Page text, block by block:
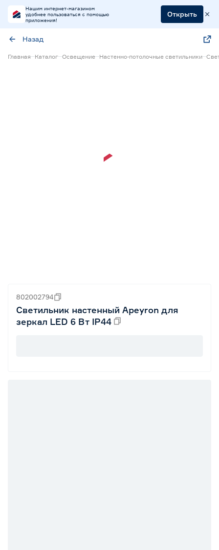
Нашим интернет-магазином
удобнее пользоваться с помощью
приложения!
Открыть
Назад
Главная Каталог Освещение Настенно-потолочные светильники
802002794
Светильник настенный Apeyron для
зеркал LED 6 Вт IP44